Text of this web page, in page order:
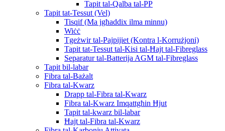
Tapit tal-Qalba tal-PP
Tapit tat-Tessut (Vel)
Tisqif (Ma jgħaddix ilma minnu)
Wiċċ
Tgeżwir tal-Pajpijiet (Kontra l-Korrużjoni)
Tapit tat-Tessut tal-Kisi tal-Ħajt tal-Fibreglass
Separatur tal-Batterija AGM tal-Fibreglass
Tapit bil-labar
Fibra tal-Bażalt
Fibra tal-Kwarz
Drapp tal-Fibra tal-Kwarz
Fibra tal-Kwarz Imqattgħin Ħjut
Tapit tal-kwarz bil-labar
Ħajt tal-Fibra tal-Kwarz